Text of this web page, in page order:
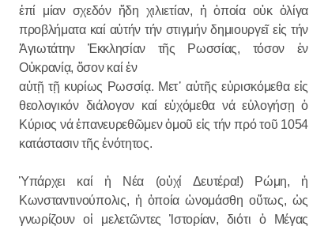
ἐπί μίαν σχεδόν ἤδη χιλιετίαν, ἡ ὁποία οὐκ ὀλίγα
προβλήματα καί αὐτήν τήν στιγμήν δημιουργεῖ εἰς τήν
Ἁγιωτάτην Ἐκκλησίαν τῆς Ρωσσίας, τόσον ἐν
Οὐκρανίᾳ, ὅσον καί ἐν
αὐτῇ τῇ κυρίως Ρωσσίᾳ. Μετ᾿ αὐτῆς εὑρισκόμεθα εἰς
θεολογικόν διάλογον καί εὐχόμεθα νά εὐλογήσῃ ὁ
Κύριος νά ἐπανευρεθῶμεν ὁμοῦ εἰς τήν πρό τοῦ 1054
κατάστασιν τῆς ἑνότητος.
Ὑπάρχει καί ἡ Νέα (οὐχί Δευτέρα!) Ρώμη, ἡ
Κωνσταντινούπολις, ἡ ὁποία ὠνομάσθη οὕτως, ὡς
γνωρίζουν οἱ μελετῶντες Ἱστορίαν, διότι ὁ Μέγας